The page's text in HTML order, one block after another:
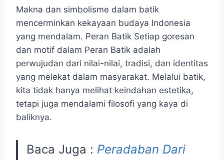
Makna dan simbolisme dalam batik
mencerminkan kekayaan budaya Indonesia
yang mendalam. Peran Batik Setiap goresan
dan motif dalam Peran Batik adalah
perwujudan dari nilai-nilai, tradisi, dan identitas
yang melekat dalam masyarakat. Melalui batik,
kita tidak hanya melihat keindahan estetika,
tetapi juga mendalami filosofi yang kaya di
baliknya.
Baca Juga : Peradaban Dari